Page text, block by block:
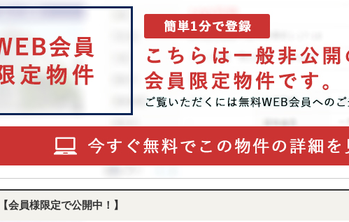
【会員様限定で公開中！】